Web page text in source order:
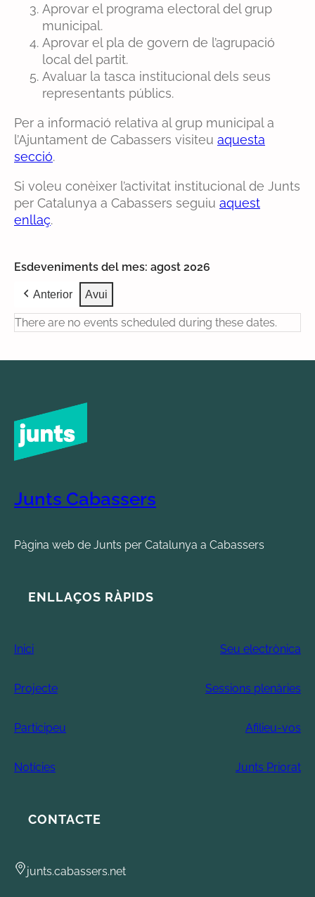
Aprovar el programa electoral del grup
municipal.
Aprovar el pla de govern de l’agrupació
local del partit.
Avaluar la tasca institucional dels seus
representants públics.
Per a informació relativa al grup municipal a
l’Ajuntament de Cabassers visiteu aquesta
secció.
Si voleu conèixer l’activitat institucional de Junts
per Catalunya a Cabassers seguiu aquest
enllaç.
Esdeveniments del mes: agost 2026
Anterior Avui
There are no events scheduled during these dates.
Junts Cabassers
Pàgina web de Junts per Catalunya a Cabassers
ENLLAÇOS RÀPIDS
Inici Seu electrònica
Projecte Sessions plenàries
Participeu Afilieu-vos
Notícies Junts Priorat
CONTACTE
junts.cabassers.net